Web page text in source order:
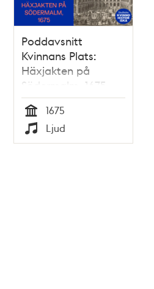
Poddavsnitt
Kvinnans Plats:
Häxjakten på
Södermalm, 1675
Tid
1675
Typ
Ljud